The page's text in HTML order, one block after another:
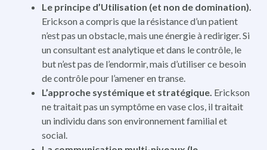
Le principe d’Utilisation (et non de domination).
Erickson a compris que la résistance d’un patient
n’est pas un obstacle, mais une énergie à rediriger. Si
un consultant est analytique et dans le contrôle, le
but n’est pas de l’endormir, mais d’utiliser ce besoin
de contrôle pour l’amener en transe.
L’approche systémique et stratégique. Erickson
ne traitait pas un symptôme en vase clos, il traitait
un individu dans son environnement familial et
social.